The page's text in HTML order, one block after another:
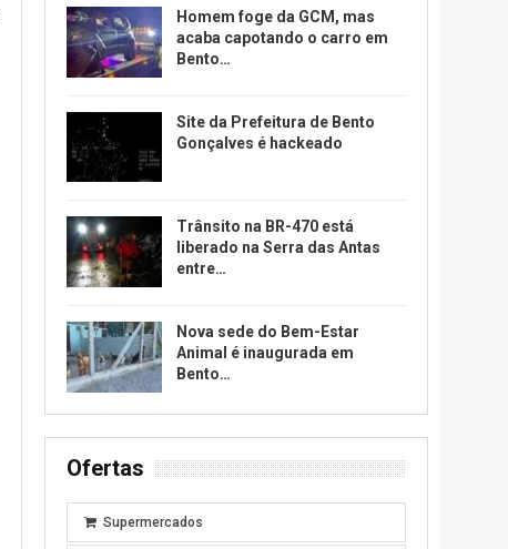
Homem foge da GCM, mas
acaba capotando o carro em
Bento…
Site da Prefeitura de Bento
Gonçalves é hackeado
Trânsito na BR-470 está
liberado na Serra das Antas
entre…
Nova sede do Bem-Estar
Animal é inaugurada em
Bento…
Ofertas
Supermercados